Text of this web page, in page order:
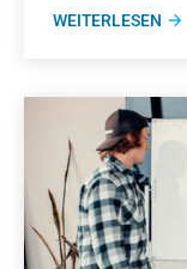
WEITERLESEN